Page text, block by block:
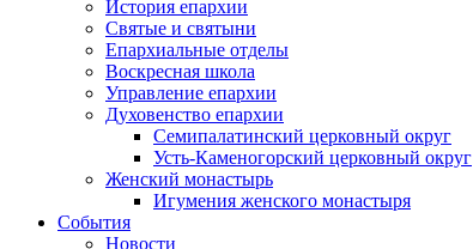
История епархии
Святые и святыни
Епархиальные отделы
Воскресная школа
Управление епархии
Духовенство епархии
Семипалатинский церковный округ
Усть-Каменогорский церковный округ
Женский монастырь
Игумения женского монастыря
События
Новости